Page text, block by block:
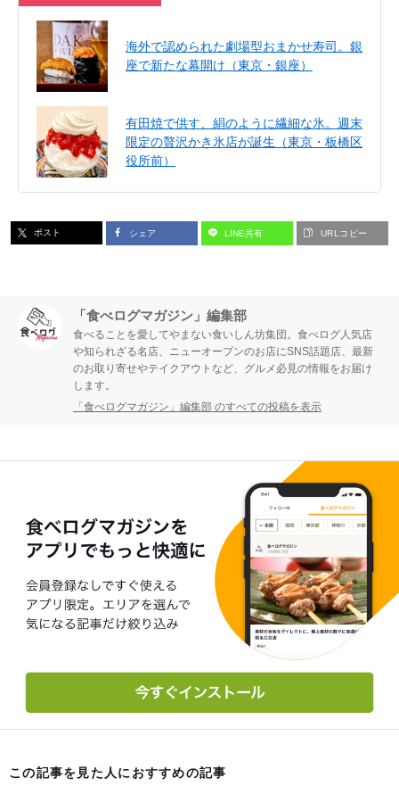
海外で認められた劇場型おまかせ寿司。銀
座で新たな幕開け（東京・銀座）
有田焼で供す、絹のように繊細な氷。週末
限定の贅沢かき氷店が誕生（東京・板橋区
役所前）
ポスト シェア LINE共有 URLコピー
「食べログマガジン」編集部
食べることを愛してやまない食いしん坊集団。食べログ人気店
や知られざる名店、ニューオープンのお店にSNS話題店、最新
のお取り寄せやテイクアウトなど、グルメ必見の情報をお届け
します。
「食べログマガジン」編集部 のすべての投稿を表示
この記事を見た人におすすめの記事